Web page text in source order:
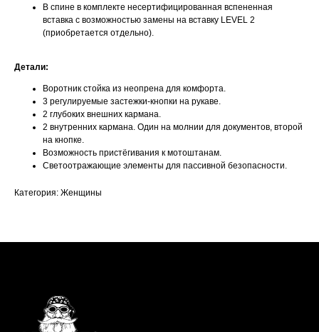
В спине в комплекте несертифицированная вспененная
вставка с возможностью замены на вставку LEVEL 2
(приобретается отдельно).
Детали:
Воротник стойка из неопрена для комфорта.
3 регулируемые застежки-кнопки на рукаве.
2 глубоких внешних кармана.
2 внутренних кармана. Один на молнии для документов, второй
на кнопке.
Возможность пристёгивания к мотоштанам.
Светоотражающие элементы для пассивной безопасности.
Категория: Женщины